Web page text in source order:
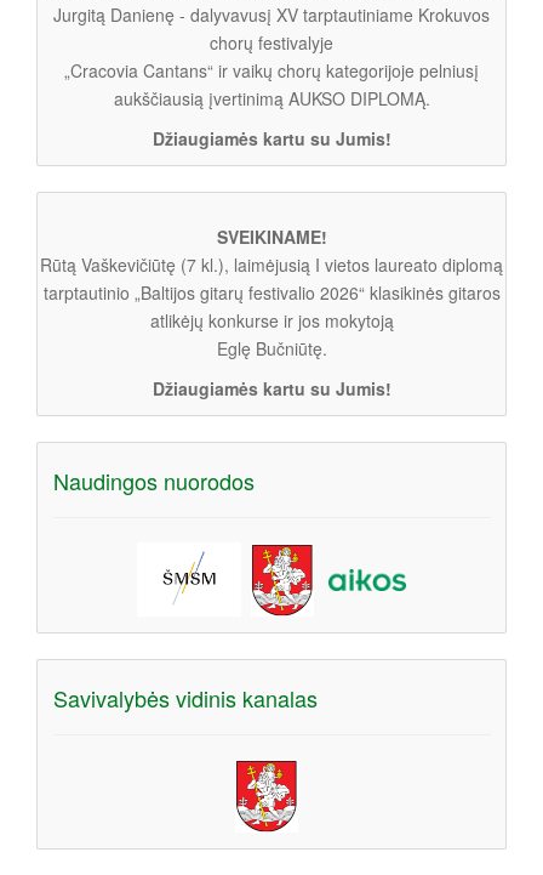
Jurgitą Danienę - dalyvavusį XV tarptautiniame Krokuvos
chorų festivalyje
„Cracovia Cantans“ ir vaikų chorų kategorijoje pelniusį
aukščiausią įvertinimą AUKSO DIPLOMĄ.
Džiaugiamės kartu su Jumis!
SVEIKINAME!
Rūtą Vaškevičiūtę (7 kl.), laimėjusią I vietos laureato diplomą
tarptautinio „Baltijos gitarų festivalio 2026“ klasikinės gitaros
atlikėjų konkurse ir jos mokytoją
Eglę Bučniūtę.
Džiaugiamės kartu su Jumis!
Naudingos nuorodos
Savivalybės vidinis kanalas